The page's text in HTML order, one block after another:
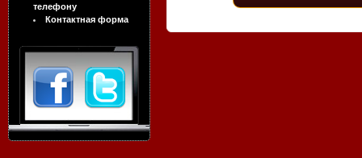
телефону
Контактная форма